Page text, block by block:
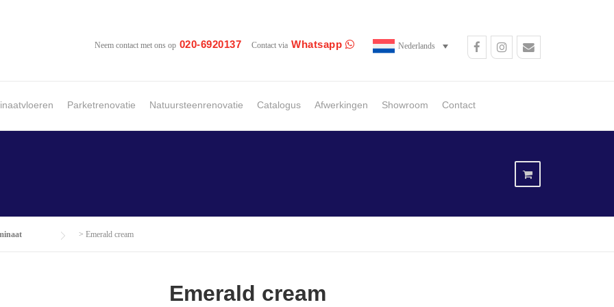
Nederlands
Contact via Whatsapp
Neem contact met ons op 020-6920137
Parketrenovatie Natuursteenrenovatie Catalogus Afwerkingen Showroom Contact
> Emerald cream
Emerald cream